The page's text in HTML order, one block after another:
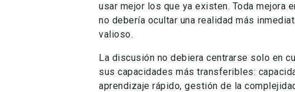
usar mejor los que ya existen. Toda mejora
no debería ocultar una realidad más
valioso.
La discusión no debiera centrarse solo en
sus capacidades más transferibles:
aprendizaje rápido, gestión de la